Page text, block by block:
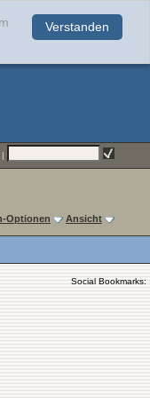
Verstanden
|
Optionen Ansicht
Social Bookmarks: